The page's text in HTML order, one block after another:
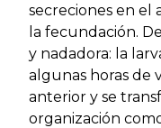
secreciones en
la fecundación.
y nadadora: la
algunas horas de
anterior y se
organización